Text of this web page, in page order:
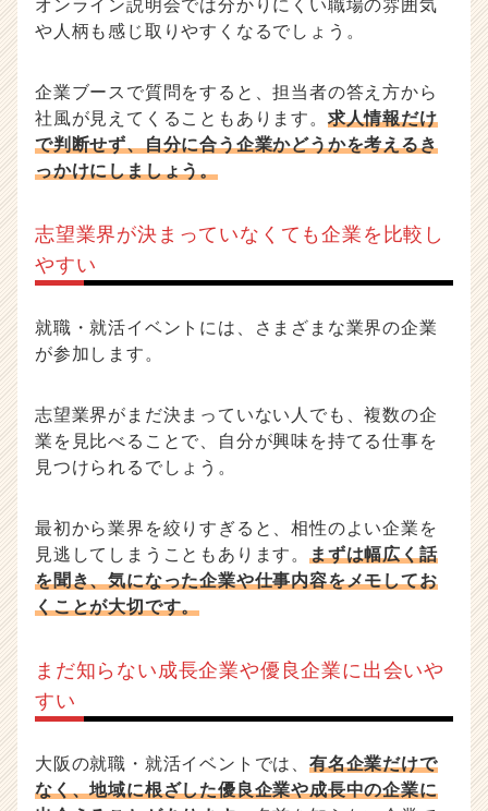
オンライン説明会では分かりにくい職場の雰囲気
や人柄も感じ取りやすくなるでしょう。
企業ブースで質問をすると、担当者の答え方から
社風が見えてくることもあります。 求人情報だけ
で判断せず、自分に合う企業かどうかを考えるき
っかけにしましょう。
志望業界が決まっていなくても企業を比較し
やすい
就職・就活イベントには、さまざまな業界の企業
が参加します。
志望業界がまだ決まっていない人でも、複数の企
業を見比べることで、自分が興味を持てる仕事を
見つけられるでしょう。
最初から業界を絞りすぎると、相性のよい企業を
見逃してしまうこともあります。 まずは幅広く話
を聞き、気になった企業や仕事内容をメモしてお
くことが大切です。
まだ知らない成長企業や優良企業に出会いや
すい
大阪の就職・就活イベントでは、 有名企業だけで
なく、地域に根ざした優良企業や成長中の企業に